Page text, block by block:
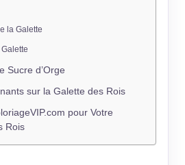
la Galette
Sucre d’Orge
sur la Galette des Rois
pour Votre
Rois